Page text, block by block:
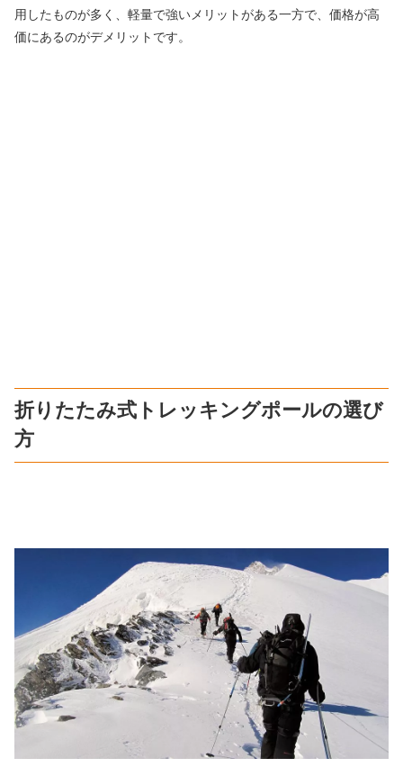
用したものが多く、軽量で強いメリットがある一方で、価格が高
価にあるのがデメリットです。
折りたたみ式トレッキングポールの選び
方